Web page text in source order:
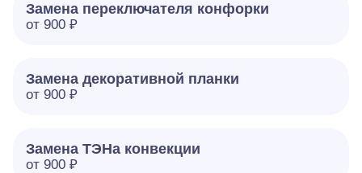
Замена переключателя конфорки
от 900 ₽
Замена декоративной планки
от 900 ₽
Замена ТЭНа конвекции
от 900 ₽